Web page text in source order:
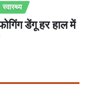
स्वास्थ्य
डेंगू हर हाल में